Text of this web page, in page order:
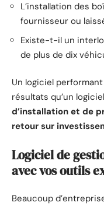
L’installation des
fournisseur ou
Existe-t-il un
de plus de dix
Un logiciel
résultats qu’un
d’installation et de
retour sur
Logiciel de
avec vos outils
Beaucoup